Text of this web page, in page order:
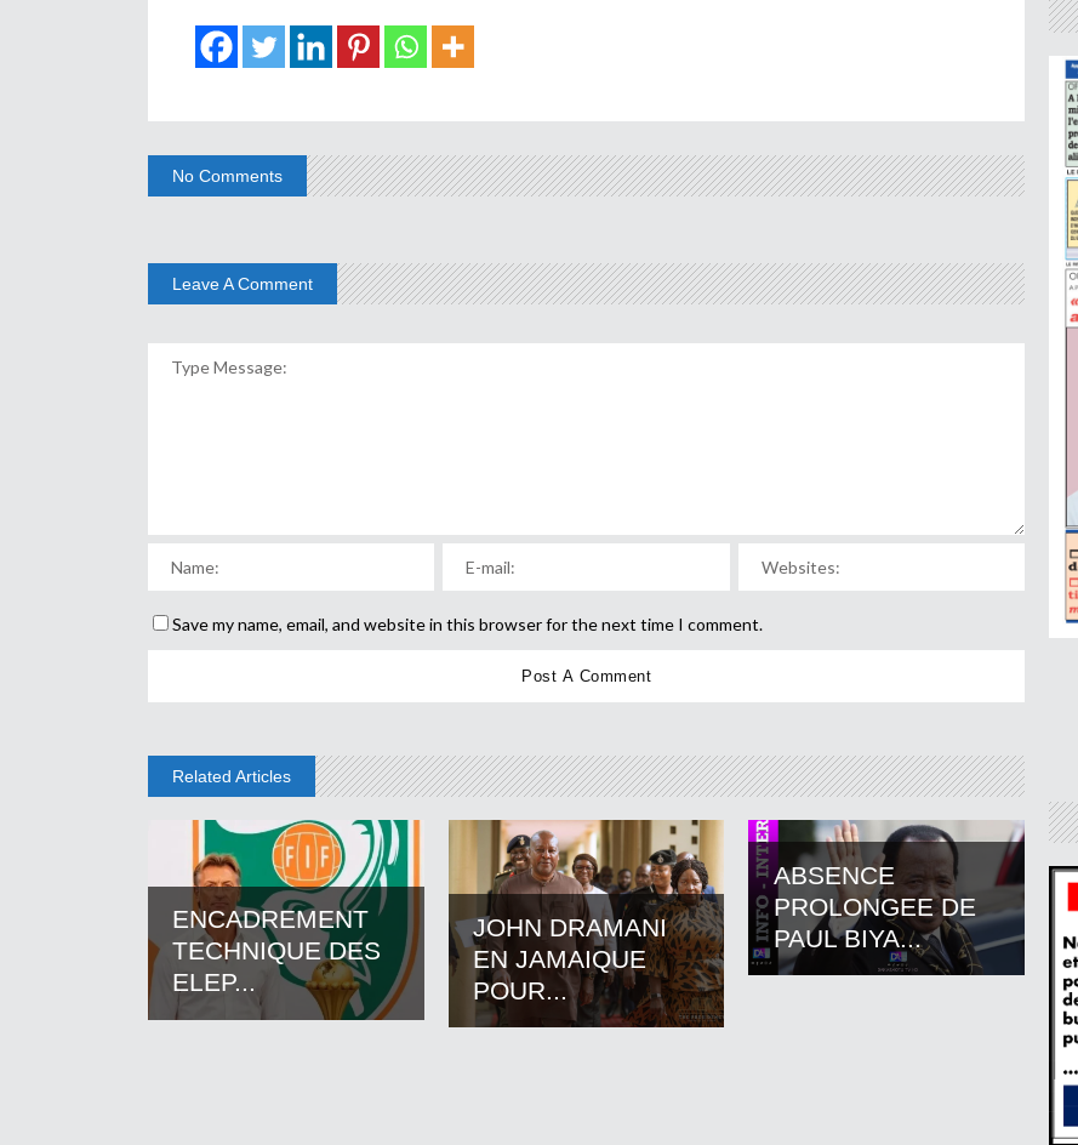
No Comments
Leave A Comment
Save my name, email, and website in this browser for the next time I comment.
Related Articles
ENCADREMENT
TECHNIQUE DES
ELEP...
JOHN DRAMANI
EN JAMAIQUE
POUR...
ABSENCE
PROLONGEE DE
PAUL BIYA...